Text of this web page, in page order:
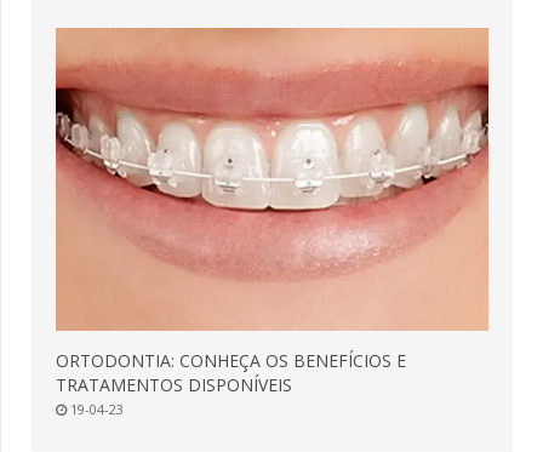
ORTODONTIA: CONHEÇA OS BENEFÍCIOS E
TRATAMENTOS DISPONÍVEIS
19-04-23